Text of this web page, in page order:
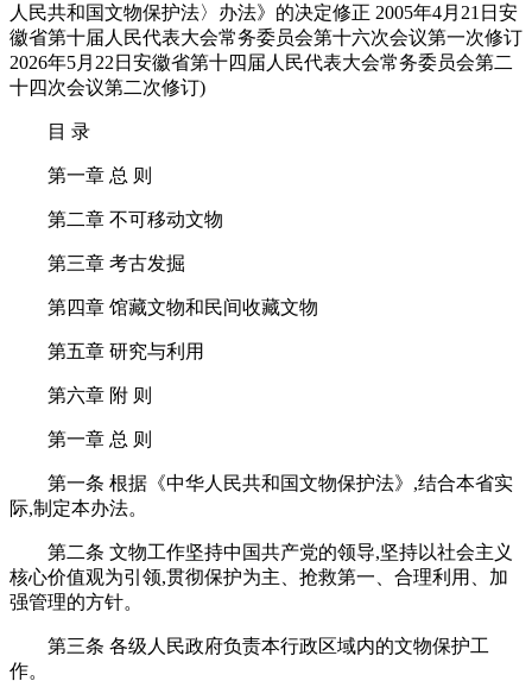
人民共和国文物保护法〉办法》的决定修正 2005年4月21日安
徽省第十届人民代表大会常务委员会第十六次会议第一次修订
2026年5月22日安徽省第十四届人民代表大会常务委员会第二
十四次会议第二次修订)
目 录
第一章 总 则
第二章 不可移动文物
第三章 考古发掘
第四章 馆藏文物和民间收藏文物
第五章 研究与利用
第六章 附 则
第一章 总 则
第一条 根据《中华人民共和国文物保护法》,结合本省实
际,制定本办法。
第二条 文物工作坚持中国共产党的领导,坚持以社会主义
核心价值观为引领,贯彻保护为主、抢救第一、合理利用、加
强管理的方针。
第三条 各级人民政府负责本行政区域内的文物保护工
作。